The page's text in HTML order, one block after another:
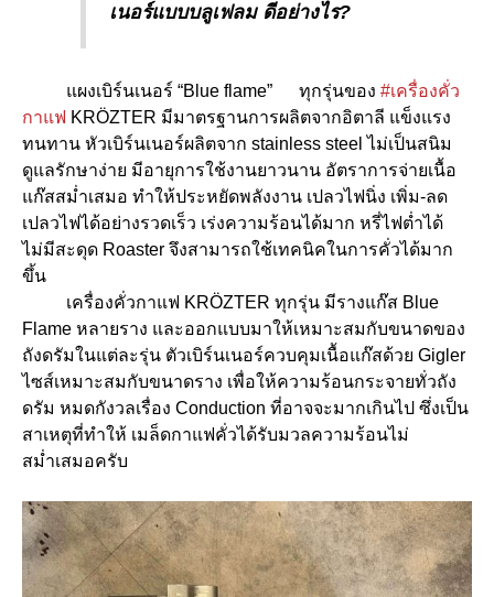
เนอร์แบบบลูเฟลม ดีอย่างไร?
แผงเบิร์นเนอร์ “Blue flame” ทุกรุ่นของ #เครื่องคั่ว
กาแฟ KRÖZTER มีมาตรฐานการผลิตจากอิตาลี แข็งแรง
ทนทาน หัวเบิร์นเนอร์ผลิตจาก stainless steel ไม่เป็นสนิม
ดูแลรักษาง่าย มีอายุการใช้งานยาวนาน อัตราการจ่ายเนื้อ
แก๊สสม่ำเสมอ ทำให้ประหยัดพลังงาน เปลวไฟนิ่ง เพิ่ม-ลด
เปลวไฟได้อย่างรวดเร็ว เร่งความร้อนได้มาก หรี่ไฟต่ำได้
ไม่มีสะดุด Roaster จึงสามารถใช้เทคนิคในการคั่วได้มาก
ขึ้น
เครื่องคั่วกาแฟ KRÖZTER ทุกรุ่น มีรางแก๊ส Blue
Flame หลายราง และออกแบบมาให้เหมาะสมกับขนาดของ
ถังดรัมในแต่ละรุ่น ตัวเบิร์นเนอร์ควบคุมเนื้อแก๊สด้วย Gigler
ไซส์เหมาะสมกับขนาดราง เพื่อให้ความร้อนกระจายทั่วถัง
ดรัม หมดกังวลเรื่อง Conduction ที่อาจจะมากเกินไป ซึ่งเป็น
สาเหตุที่ทำให้ เมล็ดกาแฟคั่วได้รับมวลความร้อนไม่
สม่ำเสมอครับ